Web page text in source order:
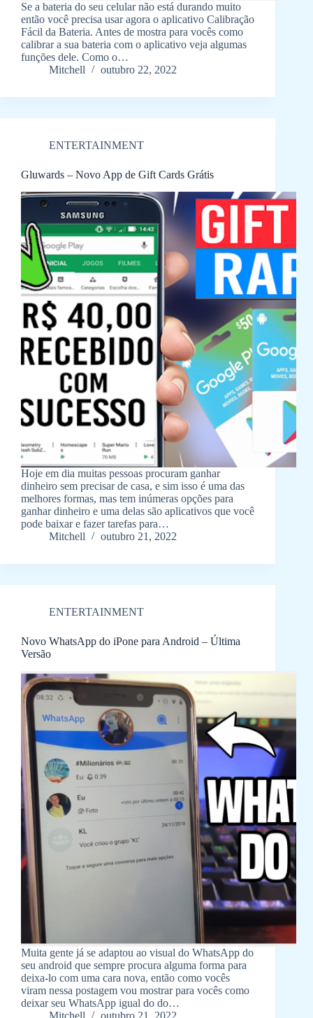
Se a bateria do seu celular não está durando muito
então você precisa usar agora o aplicativo Calibração
Fácil da Bateria. Antes de mostra para vocês como
calibrar a sua bateria com o aplicativo veja algumas
funções dele. Como o…
Mitchell
outubro 22, 2022
ENTERTAINMENT
Gluwards – Novo App de Gift Cards Grátis
Hoje em dia muitas pessoas procuram ganhar
dinheiro sem precisar de casa, e sim isso é uma das
melhores formas, mas tem inúmeras opções para
ganhar dinheiro e uma delas são aplicativos que você
pode baixar e fazer tarefas para…
Mitchell
outubro 21, 2022
ENTERTAINMENT
Novo WhatsApp do iPone para Android – Última
Versão
Muita gente já se adaptou ao visual do WhatsApp do
seu android que sempre procura alguma forma para
deixa-lo com uma cara nova, então como vocês
viram nessa postagem vou mostrar para vocês como
deixar seu WhatsApp igual do do…